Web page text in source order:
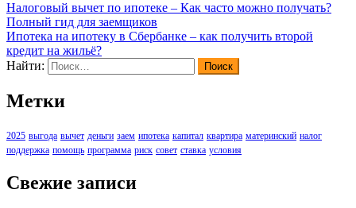
Налоговый вычет по ипотеке – Как часто можно получать?
Полный гид для заемщиков
Ипотека на ипотеку в Сбербанке – как получить второй
кредит на жильё?
Найти:
Метки
2025 выгода вычет деньги заем ипотека капитал квартира материнский налог
поддержка помощь программа риск совет ставка условия
Свежие записи